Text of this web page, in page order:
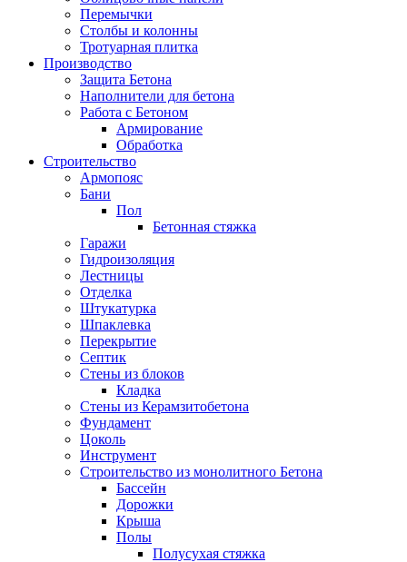
Перемычки
Столбы и колонны
Тротуарная плитка
Производство
Защита Бетона
Наполнители для бетона
Работа с Бетоном
Армирование
Обработка
Строительство
Армопояс
Бани
Пол
Бетонная стяжка
Гаражи
Гидроизоляция
Лестницы
Отделка
Штукатурка
Шпаклевка
Перекрытие
Септик
Стены из блоков
Кладка
Стены из Керамзитобетона
Фундамент
Цоколь
Инструмент
Строительство из монолитного Бетона
Бассейн
Дорожки
Крыша
Полы
Полусухая стяжка